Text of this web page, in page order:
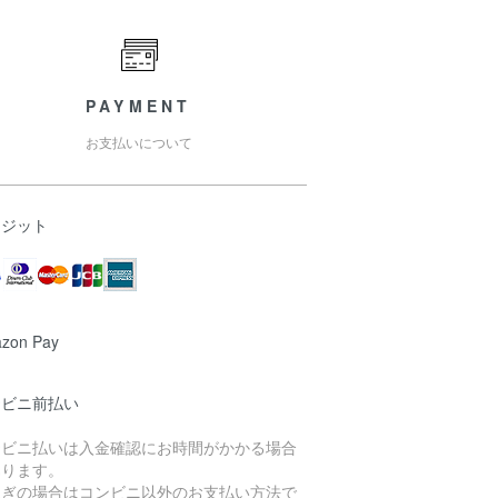
PAYMENT
お支払いについて
ット
Pay
ニ前払い
ニ払いは入金確認にお時間がかかる場合
ます。
の場合はコンビニ以外のお支払い方法で